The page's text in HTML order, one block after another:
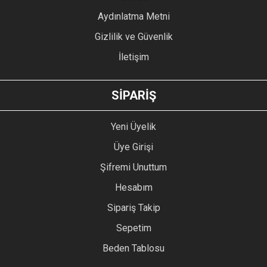
GÖNDER
Aydınlatma Metni
Gizlilik ve Güvenlik
İletişim
SİPARİŞ
Yeni Üyelik
Üye Girişi
Şifremi Unuttum
Hesabım
Sipariş Takip
Sepetim
Beden Tablosu